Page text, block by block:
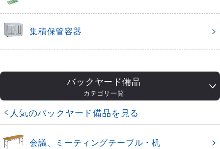
集積保管容器
バックヤード備品
カテゴリ一覧
人気のバックヤード備品を見る
会議、ミーティングテーブル・机